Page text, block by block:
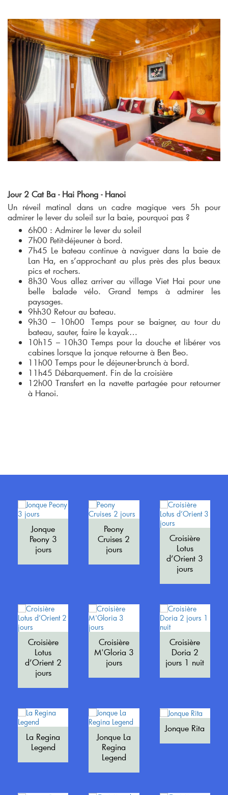
Jour 2 Cat Ba - Hai Phong - Hanoi
Un réveil matinal dans un cadre magique vers 5h pour
admirer le lever du soleil sur la baie, pourquoi pas ?
6h00 : Admirer le lever du soleil
7h00 Petit-déjeuner à bord.
7h45 Le bateau continue à naviguer dans la baie de
Lan Ha, en s’approchant au plus près des plus beaux
pics et rochers.
8h30 Vous allez arriver au village Viet Hai pour une
belle balade vélo. Grand temps à admirer les
paysages.
9hh30 Retour au bateau.
9h30 – 10h00 Temps pour se baigner, au tour du
bateau, sauter, faire le kayak…
10h15 – 10h30 Temps pour la douche et libérer vos
cabines lorsque la jonque retourne à Ben Beo.
11h00 Temps pour le déjeuner-brunch à bord.
11h45 Débarquement. Fin de la croisière
12h00 Transfert en la navette partagée pour retourner
à Hanoi.
Jonque
Peony 3
jours
Peony
Cruises 2
jours
Croisière
Lotus
d’Orient 3
jours
Croisière
Lotus
d’Orient 2
jours
Croisière
M'Gloria 3
jours
Croisière
Doria 2
jours 1 nuit
La Regina
Legend
Jonque La
Regina
Legend
Jonque Rita